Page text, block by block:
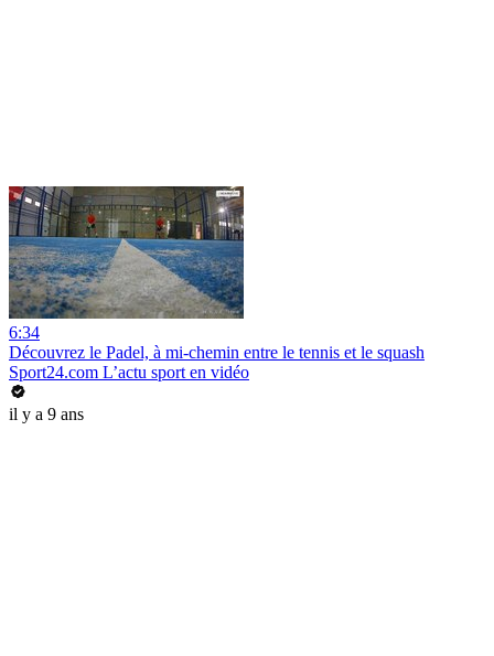
6:34
Découvrez le Padel, à mi-chemin entre le tennis et le squash
Sport24.com L’actu sport en vidéo
il y a 9 ans